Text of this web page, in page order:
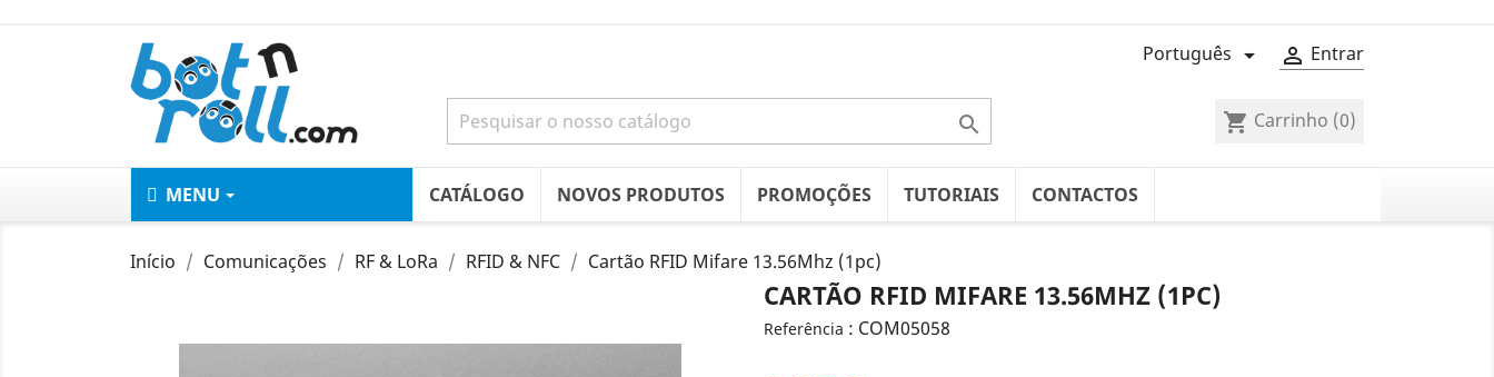
 Entrar
Português 
 shopping_cart Carrinho (0)
MENU CATÁLOGO NOVOS PRODUTOS PROMOÇÕES TUTORIAIS CONTACTOS
Início Comunicações RF & LoRa RFID & NFC Cartão RFID Mifare 13.56Mhz (1pc)
CARTÃO RFID MIFARE 13.56MHZ (1PC)
Referência : COM05058